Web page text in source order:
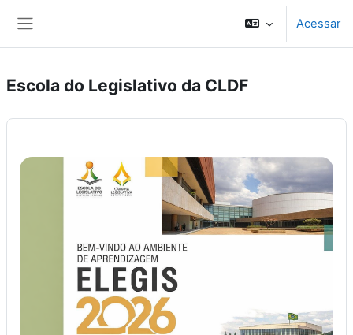
Acessar
Escola do Legislativo da CLDF